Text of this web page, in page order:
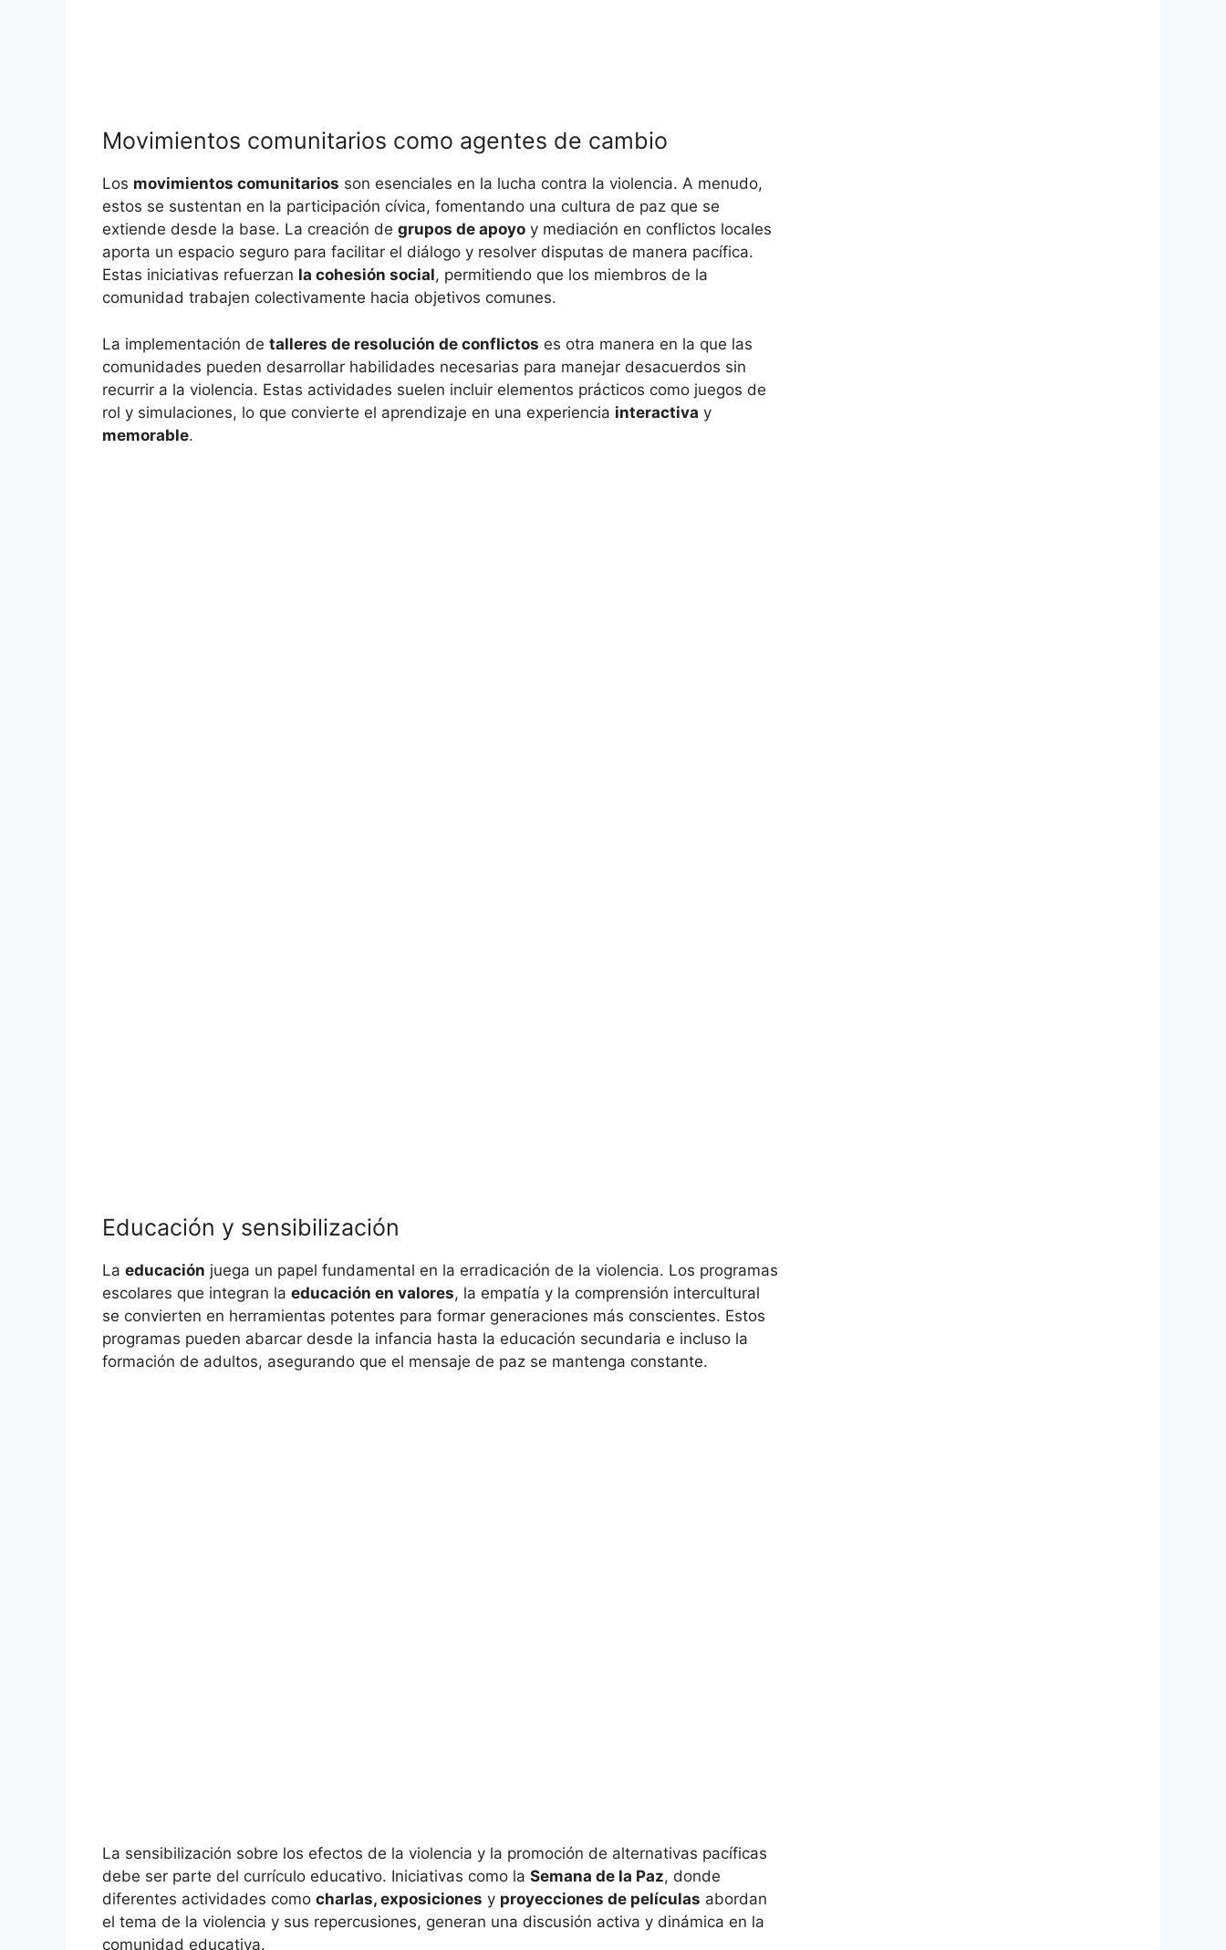
Movimientos comunitarios como agentes de cambio
Los movimientos comunitarios son esenciales en la lucha contra la violencia. A menudo,
estos se sustentan en la participación cívica, fomentando una cultura de paz que se
extiende desde la base. La creación de grupos de apoyo y mediación en conflictos locales
aporta un espacio seguro para facilitar el diálogo y resolver disputas de manera pacífica.
Estas iniciativas refuerzan la cohesión social, permitiendo que los miembros de la
comunidad trabajen colectivamente hacia objetivos comunes.
La implementación de talleres de resolución de conflictos es otra manera en la que las
comunidades pueden desarrollar habilidades necesarias para manejar desacuerdos sin
recurrir a la violencia. Estas actividades suelen incluir elementos prácticos como juegos de
rol y simulaciones, lo que convierte el aprendizaje en una experiencia interactiva y
memorable.
Educación y sensibilización
La educación juega un papel fundamental en la erradicación de la violencia. Los programas
escolares que integran la educación en valores, la empatía y la comprensión intercultural
se convierten en herramientas potentes para formar generaciones más conscientes. Estos
programas pueden abarcar desde la infancia hasta la educación secundaria e incluso la
formación de adultos, asegurando que el mensaje de paz se mantenga constante.
La sensibilización sobre los efectos de la violencia y la promoción de alternativas pacíficas
debe ser parte del currículo educativo. Iniciativas como la Semana de la Paz, donde
diferentes actividades como charlas, exposiciones y proyecciones de películas abordan
el tema de la violencia y sus repercusiones, generan una discusión activa y dinámica en la
comunidad educativa.